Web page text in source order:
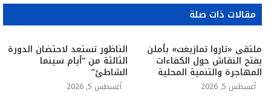
مقالات ذات صلة
ملتقى «تاروا تمازيغت» بأملن
يفتح النقاش حول الكفاءات
المهاجرة والتنمية المحلية
أغسطس 5, 2026
الناظور تستعد لاحتضان الدورة
الثالثة من “أيام سينما
الشاطئ”
أغسطس 5, 2026